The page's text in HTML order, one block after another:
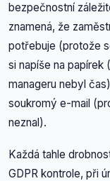
bezpečnostní
znamená, že
potřebuje (protože
si napíše na papírek
manageru nebyl
soukromý e-mail
neznal).
Každá tahle
GDPR kontrole, při